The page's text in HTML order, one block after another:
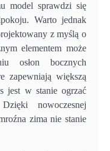
model sprawdzi się
Warto jednak
z myślą o
elementem może
osłon bocznych
zapewniają większą
jest w stanie ogrzać
nowoczesnej
zima nie stanie